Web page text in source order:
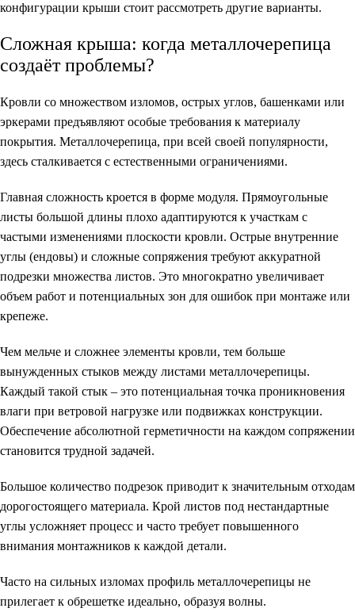
конфигурации крыши стоит рассмотреть другие варианты.
Сложная крыша: когда металлочерепица
создаёт проблемы?
Кровли со множеством изломов, острых углов, башенками или
эркерами предъявляют особые требования к материалу
покрытия. Металлочерепица, при всей своей популярности,
здесь сталкивается с естественными ограничениями.
Главная сложность кроется в форме модуля. Прямоугольные
листы большой длины плохо адаптируются к участкам с
частыми изменениями плоскости кровли. Острые внутренние
углы (ендовы) и сложные сопряжения требуют аккуратной
подрезки множества листов. Это многократно увеличивает
объем работ и потенциальных зон для ошибок при монтаже или
крепеже.
Чем мельче и сложнее элементы кровли, тем больше
вынужденных стыков между листами металлочерепицы.
Каждый такой стык – это потенциальная точка проникновения
влаги при ветровой нагрузке или подвижках конструкции.
Обеспечение абсолютной герметичности на каждом сопряжении
становится трудной задачей.
Большое количество подрезок приводит к значительным отходам
дорогостоящего материала. Крой листов под нестандартные
углы усложняет процесс и часто требует повышенного
внимания монтажников к каждой детали.
Часто на сильных изломах профиль металлочерепицы не
прилегает к обрешетке идеально, образуя волны.